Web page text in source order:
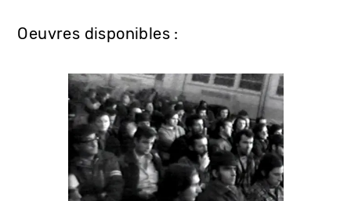
Oeuvres disponibles :